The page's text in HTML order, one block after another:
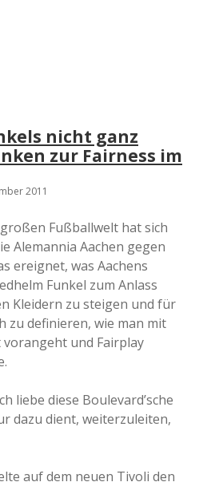
nicht ganz
zur Fairness im
2011
Fußballwelt hat sich
Alemannia Aachen gegen
ereignet, was Aachens
Funkel zum Anlass
Kleidern zu steigen und für
zu definieren, wie man mit
und Fairplay
liebe diese Boulevard’sche
dazu dient, weiterzuleiten,
auf dem neuen Tivoli den